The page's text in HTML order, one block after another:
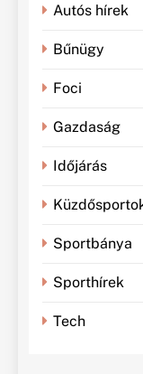
Autós hírek
Bűnügy
Foci
Gazdaság
Időjárás
Sportbánya
Sporthírek
Tech